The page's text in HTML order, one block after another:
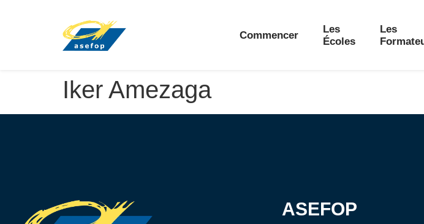
Commencer
Les
Écoles
Les
Iker Amezaga
ASEFOP